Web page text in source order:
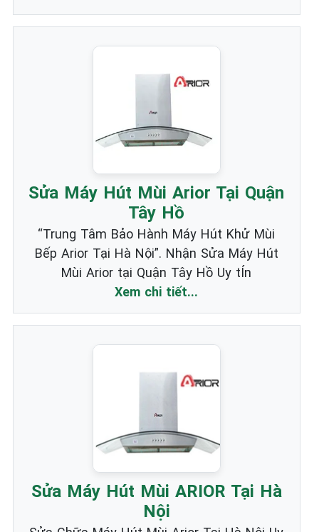
Sửa Máy Hút Mùi Arior Tại Quận
Tây Hồ
“Trung Tâm Bảo Hành Máy Hút Khử Mùi
Bếp Arior Tại Hà Nội”. Nhận Sửa Máy Hút
Mùi Arior tại Quận Tây Hồ Uy tÍn
Xem chi tiết...
Sửa Máy Hút Mùi ARIOR Tại Hà
Nội